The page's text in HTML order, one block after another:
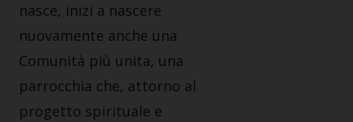
nasce, inizi a nascere
nuovamente anche una
Comunità più unita, una
parrocchia che, attorno al
progetto spirituale e